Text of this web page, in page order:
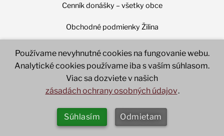
Nastavenia súborov cookie
Používame nevyhnutné cookies na fungovanie webu.
Analytické cookies používame iba s vaším súhlasom.
Viac sa dozviete v našich
zásadách ochrany osobných údajov.
Súhlasím Odmietam
Cenník donášky – všetky obce
Obchodné podmienky Žilina
Obchodné podmienky Bytča
Ochrana osobných údajov (GDPR)
Reklamačný poriadok Doručenie a platba
Odstúpenie od zmluvy Zmeniť nastavenia cookies